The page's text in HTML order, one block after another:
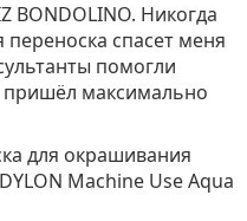
BONDOLINO. Никогда
переноска спасет меня
помогли
пришёл максимально
для окрашивания
Machine Use Aqua